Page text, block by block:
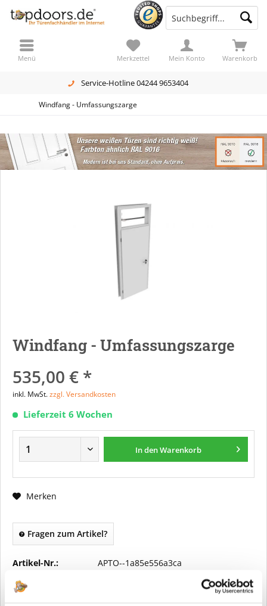
Service-Hotline 04244 9653404
Warenkorb
Merkzettel Mein Konto
Menü
Windfang - Umfassungszarge
Windfang - Umfassungszarge
535,00 € *
inkl. MwSt.zzgl. Versandkosten
Lieferzeit 6 Wochen
In denWarenkorb
Merken
Fragen zum Artikel?
Artikel-Nr.: APTO--1a85e556a3ca
Vorteile